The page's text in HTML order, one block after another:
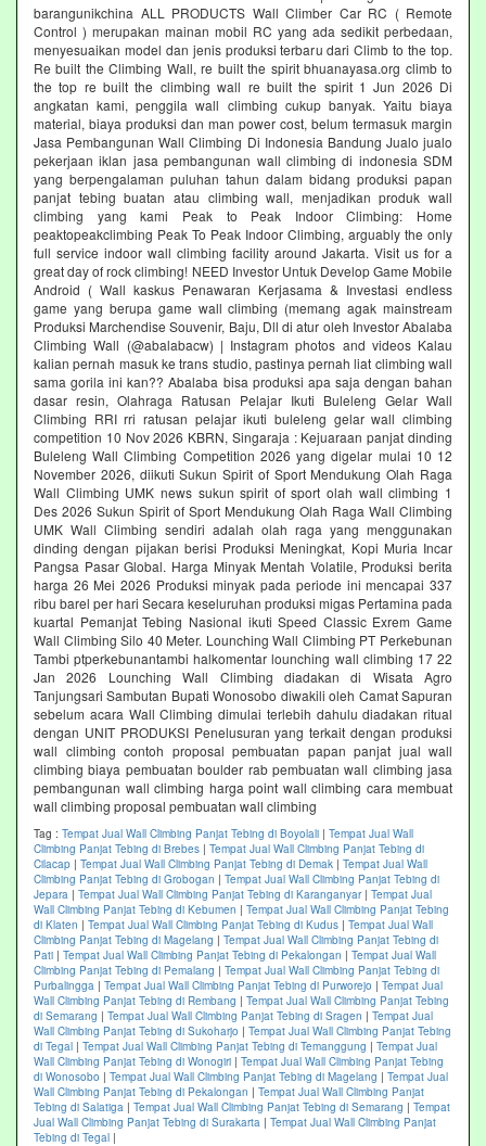
barangunikchina ALL PRODUCTS Wall Climber Car RC ( Remote
Control ) merupakan mainan mobil RC yang ada sedikit perbedaan,
menyesuaikan model dan jenis produksi terbaru dari Climb to the top.
Re built the Climbing Wall, re built the spirit bhuanayasa.org climb to
the top re built the climbing wall re built the spirit 1 Jun 2026 Di
angkatan kami, penggila wall climbing cukup banyak. Yaitu biaya
material, biaya produksi dan man power cost, belum termasuk margin
Jasa Pembangunan Wall Climbing Di Indonesia Bandung Jualo jualo
pekerjaan iklan jasa pembangunan wall climbing di indonesia SDM
yang berpengalaman puluhan tahun dalam bidang produksi papan
panjat tebing buatan atau climbing wall, menjadikan produk wall
climbing yang kami Peak to Peak Indoor Climbing: Home
peaktopeakclimbing Peak To Peak Indoor Climbing, arguably the only
full service indoor wall climbing facility around Jakarta. Visit us for a
great day of rock climbing! NEED Investor Untuk Develop Game Mobile
Android ( Wall kaskus Penawaran Kerjasama & Investasi endless
game yang berupa game wall climbing (memang agak mainstream
Produksi Marchendise Souvenir, Baju, Dll di atur oleh Investor Abalaba
Climbing Wall (@abalabacw) | Instagram photos and videos Kalau
kalian pernah masuk ke trans studio, pastinya pernah liat climbing wall
sama gorila ini kan?? Abalaba bisa produksi apa saja dengan bahan
dasar resin, Olahraga Ratusan Pelajar Ikuti Buleleng Gelar Wall
Climbing RRI rri ratusan pelajar ikuti buleleng gelar wall climbing
competition 10 Nov 2026 KBRN, Singaraja : Kejuaraan panjat dinding
Buleleng Wall Climbing Competition 2026 yang digelar mulai 10 12
November 2026, diikuti Sukun Spirit of Sport Mendukung Olah Raga
Wall Climbing UMK news sukun spirit of sport olah wall climbing 1
Des 2026 Sukun Spirit of Sport Mendukung Olah Raga Wall Climbing
UMK Wall Climbing sendiri adalah olah raga yang menggunakan
dinding dengan pijakan berisi Produksi Meningkat, Kopi Muria Incar
Pangsa Pasar Global. Harga Minyak Mentah Volatile, Produksi berita
harga 26 Mei 2026 Produksi minyak pada periode ini mencapai 337
ribu barel per hari Secara keseluruhan produksi migas Pertamina pada
kuartal Pemanjat Tebing Nasional ikuti Speed Classic Exrem Game
Wall Climbing Silo 40 Meter. Lounching Wall Climbing PT Perkebunan
Tambi ptperkebunantambi halkomentar lounching wall climbing 17 22
Jan 2026 Lounching Wall Climbing diadakan di Wisata Agro
Tanjungsari Sambutan Bupati Wonosobo diwakili oleh Camat Sapuran
sebelum acara Wall Climbing dimulai terlebih dahulu diadakan ritual
dengan UNIT PRODUKSI Penelusuran yang terkait dengan produksi
wall climbing contoh proposal pembuatan papan panjat jual wall
climbing biaya pembuatan boulder rab pembuatan wall climbing jasa
pembangunan wall climbing harga point wall climbing cara membuat
wall climbing proposal pembuatan wall climbing
Tag : Tempat Jual Wall Climbing Panjat Tebing di Boyolali | Tempat Jual Wall
Climbing Panjat Tebing di Brebes | Tempat Jual Wall Climbing Panjat Tebing di
Cilacap | Tempat Jual Wall Climbing Panjat Tebing di Demak | Tempat Jual Wall
Climbing Panjat Tebing di Grobogan | Tempat Jual Wall Climbing Panjat Tebing di
Jepara | Tempat Jual Wall Climbing Panjat Tebing di Karanganyar| Tempat Jual
Wall Climbing Panjat Tebing di Kebumen | Tempat Jual Wall Climbing Panjat Tebing
di Klaten | Tempat Jual Wall Climbing Panjat Tebing di Kudus | Tempat Jual Wall
Climbing Panjat Tebing di Magelang | Tempat Jual Wall Climbing Panjat Tebing di
Pati | Tempat Jual Wall Climbing Panjat Tebing di Pekalongan | Tempat Jual Wall
Climbing Panjat Tebing di Pemalang | Tempat Jual Wall Climbing Panjat Tebing di
Purbalingga | Tempat Jual Wall Climbing Panjat Tebing di Purworejo | Tempat Jual
Wall Climbing Panjat Tebing di Rembang | Tempat Jual Wall Climbing Panjat Tebing
di Semarang | Tempat Jual Wall Climbing Panjat Tebing di Sragen | Tempat Jual
Wall Climbing Panjat Tebing di Sukoharjo | Tempat Jual Wall Climbing Panjat Tebing
di Tegal | Tempat Jual Wall Climbing Panjat Tebing di Temanggung | Tempat Jual
Wall Climbing Panjat Tebing di Wonogiri | Tempat Jual Wall Climbing Panjat Tebing
di Wonosobo | Tempat Jual Wall Climbing Panjat Tebing di Magelang | Tempat Jual
Wall Climbing Panjat Tebing di Pekalongan | Tempat Jual Wall Climbing Panjat
Tebing di Salatiga | Tempat Jual Wall Climbing Panjat Tebing di Semarang | Tempat
Jual Wall Climbing Panjat Tebing di Surakarta | Tempat Jual Wall Climbing Panjat
Tebing di Tegal |